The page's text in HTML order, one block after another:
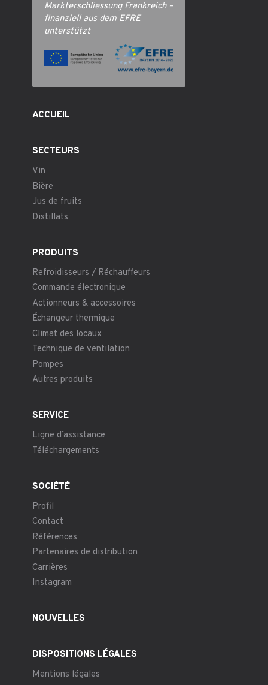
Markterschliessung Frankreich –
finanziell aus dem EFRE
unterstützt
ACCUEIL
SECTEURS
Vin
Bière
Jus de fruits
Distillats
PRODUITS
Refroidisseurs / Réchauffeurs
Commande électronique
Actionneurs & accessoires
Échangeur thermique
Climat des locaux
Technique de ventilation
Pompes
Autres produits
SERVICE
Ligne d’assistance
Téléchargements
SOCIÉTÉ
Profil
Contact
Références
Partenaires de distribution
Carrières
Instagram
NOUVELLES
DISPOSITIONS LÉGALES
Mentions légales